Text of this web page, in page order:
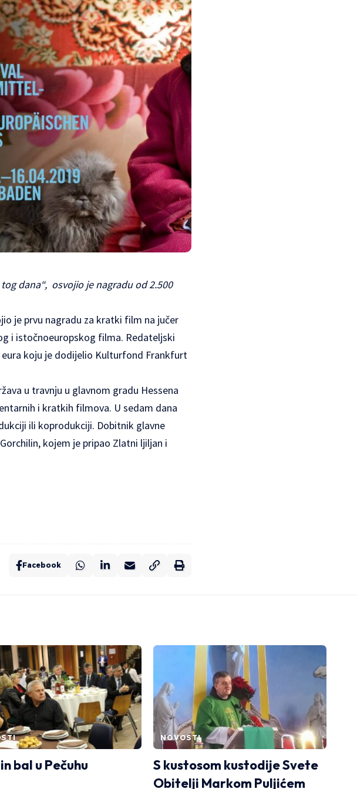
dana“, osvojio je nagradu od 2.500
je prvu nagradu za kratki film na jučer
i istočnoeuropskog filma. Redateljski
koju je dodijelio Kulturfond Frankfurt
u travnju u glavnom gradu Hessena
i kratkih filmova. U sedam dana
ili koprodukciji. Dobitnik glavne
kojem je pripao Zlatni ljiljan i
Facebook
bal u Pečuhu
NOVOSTI
S kustosom kustodije Svete
Obitelji Markom Puljićem